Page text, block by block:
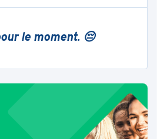
le moment. 😔